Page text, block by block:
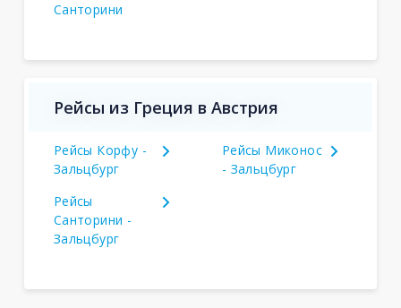
Санторини
Рейсы из Греция в Австрия
Рейсы Корфу -
Зальцбург
Рейсы Миконос
- Зальцбург
Рейсы
Санторини -
Зальцбург